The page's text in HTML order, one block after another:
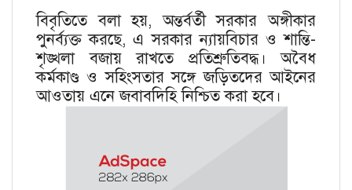
বিবৃতিতে বলা হয়, অন্তর্বর্তী সরকার অঙ্গীকার
পুনর্ব্যক্ত করছে, এ সরকার ন্যায়বিচার ও শান্তি-
শৃঙ্খলা বজায় রাখতে প্রতিশ্রুতিবদ্ধ। অবৈধ
কর্মকাণ্ড ও সহিংসতার সঙ্গে জড়িতদের আইনের
আওতায় এনে জবাবদিহি নিশ্চিত করা হবে।